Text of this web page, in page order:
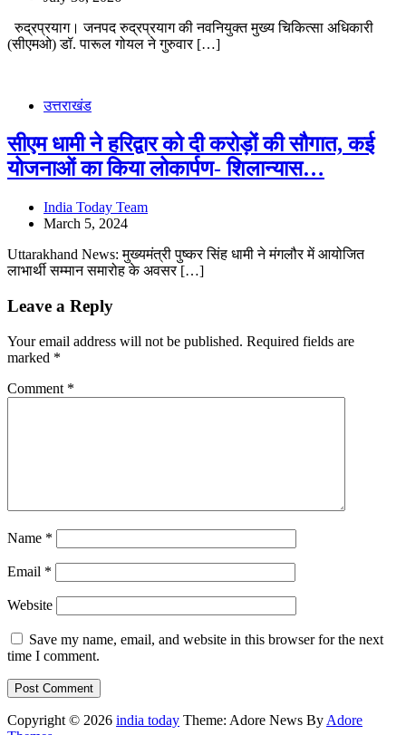
रुद्रप्रयाग। जनपद रुद्रप्रयाग की नवनियुक्त मुख्य चिकित्सा अधिकारी
(सीएमओ) डॉ. पारूल गोयल ने गुरुवार […]
उत्तराखंड
सीएम धामी ने हरिद्वार को दी करोड़ों की सौगात, कई
योजनाओं का किया लोकार्पण- शिलान्यास…
India Today Team
March 5, 2024
Uttarakhand News: मुख्यमंत्री पुष्कर सिंह धामी ने मंगलौर में आयोजित
लाभार्थी सम्मान समारोह के अवसर […]
Leave a Reply
Your email address will not be published. Required fields are
marked *
Comment *
Name *
Email *
Website
Save my name, email, and website in this browser for the next
time I comment.
Copyright © 2026 india today Theme: Adore News By Adore